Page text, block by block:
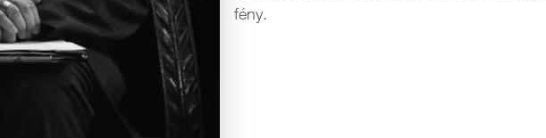
fény.